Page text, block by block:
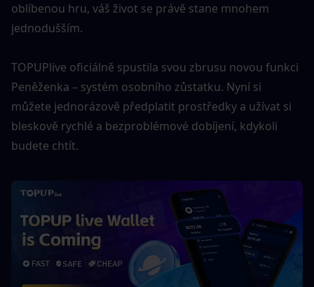
oblíbenou hru, váš život se právě stane mnohem
jednodušším.
TOPUPlive oficiálně spustila svou zbrusu novou funkci
Peněženka – systém osobního zůstatku. Nyní si
můžete jednorázově předplatit prostředky a užívat si
bleskově rychlé a bezproblémové dobíjení, kdykoli
budete chtít.